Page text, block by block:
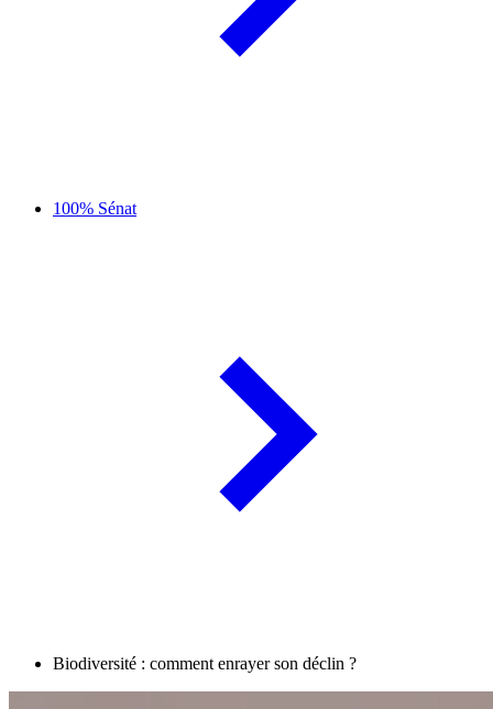
100% Sénat
Biodiversité : comment enrayer son déclin ?